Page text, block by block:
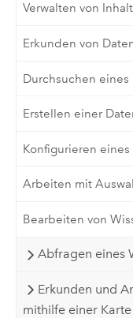
Verwalten von
Erkunden von
Durchsuchen
Erstellen einer
Konfigurieren
Arbeiten mit
Bearbeiten von
Abfragen eines
Erkunden und
mithilfe einer Karte